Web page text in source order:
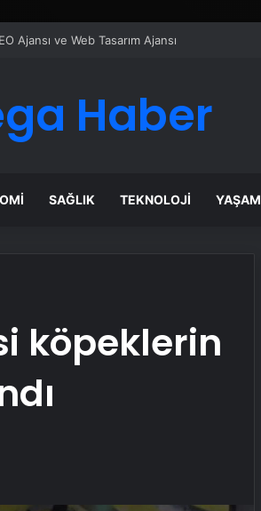
Haber
SAĞLIK TEKNOLOJI YAŞAM
köpeklerin